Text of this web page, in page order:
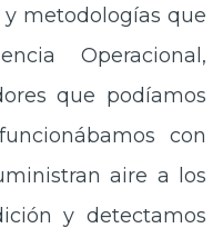
y metodologías que
Operacional,
que podíamos
con
aire a los
y detectamos